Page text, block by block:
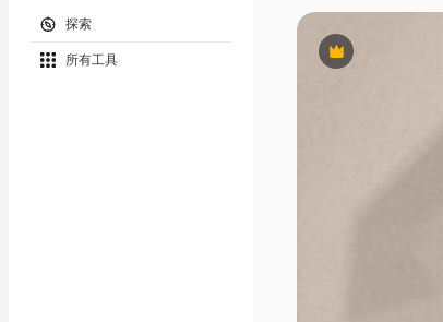
探索
所有工具 Premium